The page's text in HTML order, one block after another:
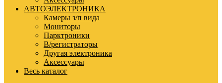
АВТОЭЛЕКТРОНИКА
Камеры з/п вида
Мониторы
Парктроники
В/регистраторы
Другая электроника
Аксессуары
Весь каталог